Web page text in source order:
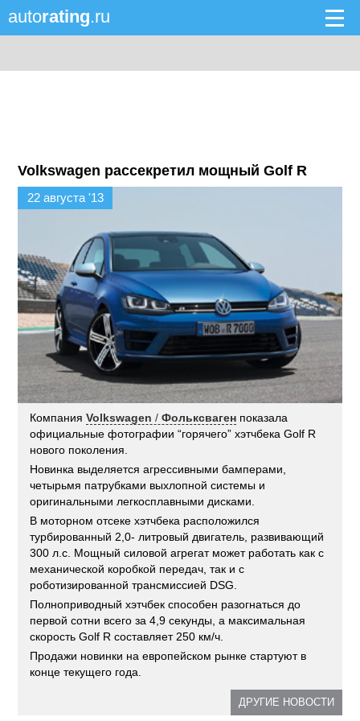
autorating.ru
Volkswagen рассекретил мощный Golf R
22 августа '13
КомпанияVolkswagen /Фольксваген показала
официальные фотографии “горячего” хэтчбека Golf R
нового поколения.
Новинка выделяется агрессивными бамперами,
четырьмя патрубками выхлопной системы и
оригинальными легкосплавными дисками.
В моторном отсеке хэтчбека расположился
турбированный 2,0- литровый двигатель, развивающий
300 л.с. Мощный силовой агрегат может работать как с
механической коробкой передач, так и с
роботизированной трансмиссией DSG.
Полноприводный хэтчбек способен разогнаться до
первой сотни всего за 4,9 секунды, а максимальная
скорость Golf R составляет 250 км/ч.
Продажи новинки на европейском рынке стартуют в
конце текущего года.
ДРУГИЕ НОВОСТИ